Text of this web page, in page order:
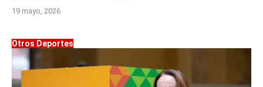
19 mayo, 2026
Otros Deportes